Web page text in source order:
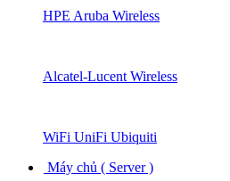
HPE Aruba Wireless
Alcatel-Lucent Wireless
WiFi UniFi Ubiquiti
Máy chủ ( Server )